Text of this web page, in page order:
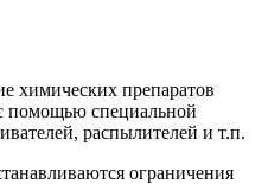
химических препаратов
помощью специальной
распылителей и т.п.
ограничения